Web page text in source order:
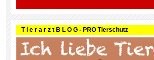
T i e r a r z t B L O G - PRO Tierschutz